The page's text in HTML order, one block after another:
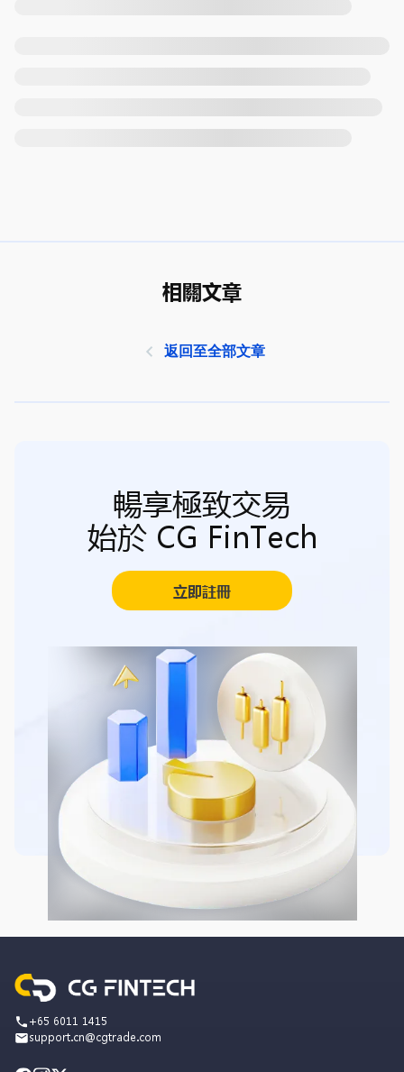
相關文章
返回至全部文章
暢享極致交易
始於 CG FinTech
立即註冊
+65 6011 1415
support.cn@cgtrade.com